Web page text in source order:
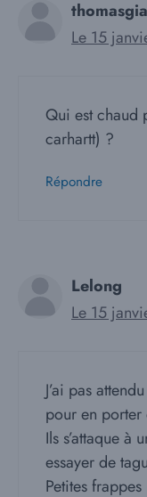
Le 15
Qui est chaud
carhartt) ?
Répondre
Lelong
Le 15
J’ai pas
pour en porter
Ils s’attaque à
essayer de
Petites frappes